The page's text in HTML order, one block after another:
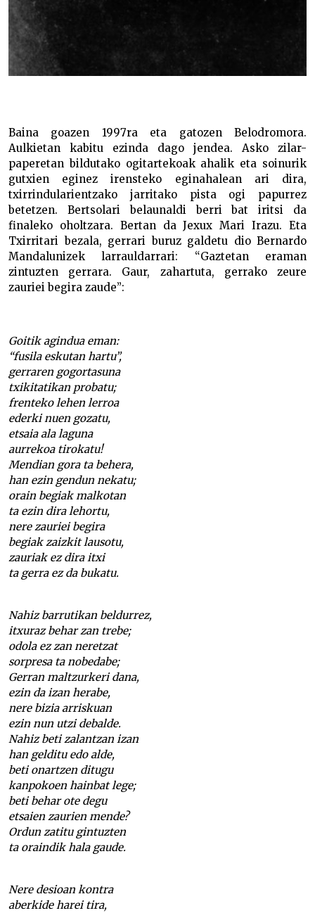
Baina goazen 1997ra eta gatozen Belodromora.
Aulkietan kabitu ezinda dago jendea. Asko zilar-
paperetan bildutako ogitartekoak ahalik eta soinurik
gutxien eginez irensteko eginahalean ari dira,
txirrindularientzako jarritako pista ogi papurrez
betetzen. Bertsolari belaunaldi berri bat iritsi da
finaleko oholtzara. Bertan da Jexux Mari Irazu. Eta
Txirritari bezala, gerrari buruz galdetu dio Bernardo
Mandalunizek larrauldarrari: “Gaztetan eraman
zintuzten gerrara. Gaur, zahartuta, gerrako zeure
zauriei begira zaude”:
Goitik agindua eman:
“fusila eskutan hartu”,
gerraren gogortasuna
txikitatikan probatu;
frenteko lehen lerroa
ederki nuen gozatu,
etsaia ala laguna
aurrekoa tirokatu!
Mendian gora ta behera,
han ezin gendun nekatu;
orain begiak malkotan
ta ezin dira lehortu,
nere zauriei begira
begiak zaizkit lausotu,
zauriak ez dira itxi
ta gerra ez da bukatu.
Nahiz barrutikan beldurrez,
itxuraz behar zan trebe;
odola ez zan neretzat
sorpresa ta nobedabe;
Gerran maltzurkeri dana,
ezin da izan herabe,
nere bizia arriskuan
ezin nun utzi debalde.
Nahiz beti zalantzan izan
han gelditu edo alde,
beti onartzen ditugu
kanpokoen hainbat lege;
beti behar ote degu
etsaien zaurien mende?
Ordun zatitu gintuzten
ta oraindik hala gaude.
Nere desioan kontra
aberkide harei tira,